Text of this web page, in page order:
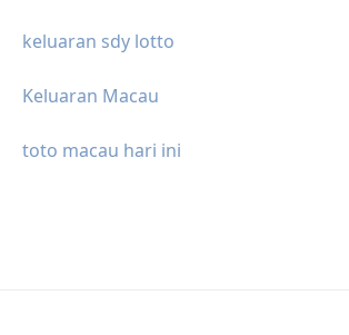
keluaran sdy lotto
Keluaran Macau
toto macau hari ini